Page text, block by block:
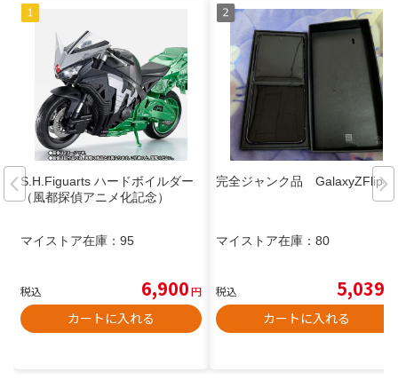
S.H.Figuarts ハードボイルダー
（風都探偵アニメ化記念）
マイストア在庫： 95
税込 6,900円
カートに入れる
完全ジャンク品 GalaxyZFlip4
マイストア在庫： 80
税込 5,039
カートに入れる